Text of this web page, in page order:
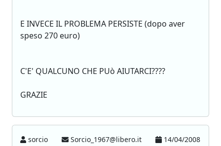
E INVECE IL PROBLEMA PERSISTE (dopo aver
speso 270 euro)
C'E' QUALCUNO CHE PUò AIUTARCI????
GRAZIE
sorcio Sorcio_1967@libero.it
14/04/2008